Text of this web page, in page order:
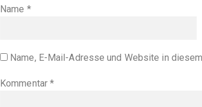
Name *
Name, E-Mail-Adresse und Website in
Kommentar *